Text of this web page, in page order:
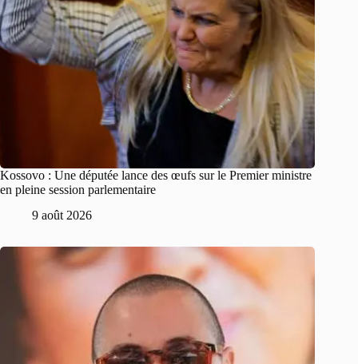
Kossovo : Une députée lance des œufs sur le Premier ministre
en pleine session parlementaire
9 août 2026